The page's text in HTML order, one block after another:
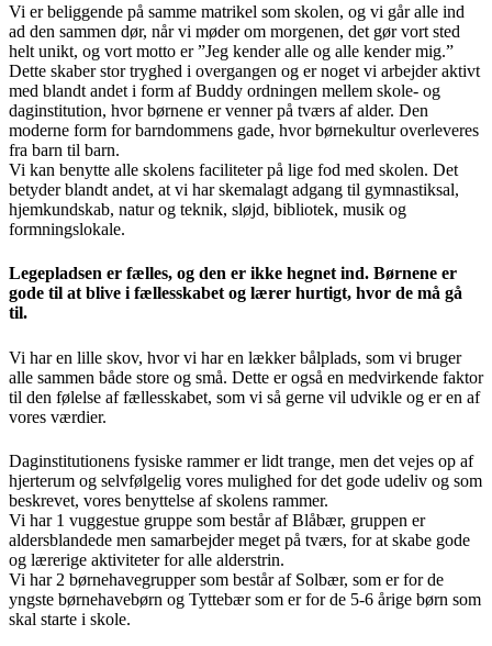
Vi er beliggende på samme matrikel som skolen, og vi går alle ind
ad den sammen dør, når vi møder om morgenen, det gør vort sted
helt unikt, og vort motto er ”Jeg kender alle og alle kender mig.”
Dette skaber stor tryghed i overgangen og er noget vi arbejder aktivt
med blandt andet i form af Buddy ordningen mellem skole- og
daginstitution, hvor børnene er venner på tværs af alder. Den
moderne form for barndommens gade, hvor børnekultur overleveres
fra barn til barn.
Vi kan benytte alle skolens faciliteter på lige fod med skolen. Det
betyder blandt andet, at vi har skemalagt adgang til gymnastiksal,
hjemkundskab, natur og teknik, sløjd, bibliotek, musik og
formningslokale.
Legepladsen er fælles, og den er ikke hegnet ind. Børnene er
gode til at blive i fællesskabet og lærer hurtigt, hvor de må gå
til.
Vi har en lille skov, hvor vi har en lækker bålplads, som vi bruger
alle sammen både store og små. Dette er også en medvirkende faktor
til den følelse af fællesskabet, som vi så gerne vil udvikle og er en af
vores værdier.
Daginstitutionens fysiske rammer er lidt trange, men det vejes op af
hjerterum og selvfølgelig vores mulighed for det gode udeliv og som
beskrevet, vores benyttelse af skolens rammer.
Vi har 1 vuggestue gruppe som består af Blåbær, gruppen er
aldersblandede men samarbejder meget på tværs, for at skabe gode
og lærerige aktiviteter for alle alderstrin.
Vi har 2 børnehavegrupper som består af Solbær, som er for de
yngste børnehavebørn og Tyttebær som er for de 5-6 årige børn som
skal starte i skole.